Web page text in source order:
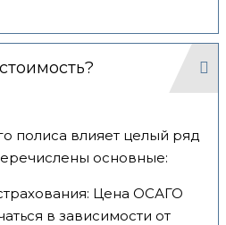
полиса влияет целый ряд
основные:
Цена ОСАГО
в зависимости от